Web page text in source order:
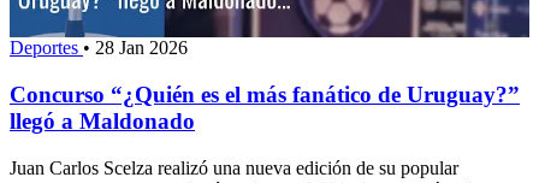
Deportes • 28 Jan 2026
Concurso “¿Quién es el más fanático de Uruguay?”
llegó a Maldonado
Juan Carlos Scelza realizó una nueva edición de su popular